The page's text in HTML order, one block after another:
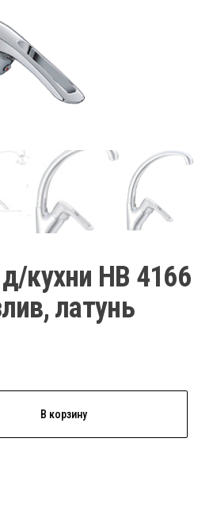
кухни HB 4166
латунь
В корзину